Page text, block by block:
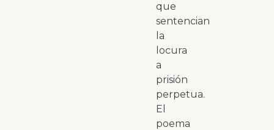
que
sentencian
la
locura
a
prisión
perpetua.
El
poema